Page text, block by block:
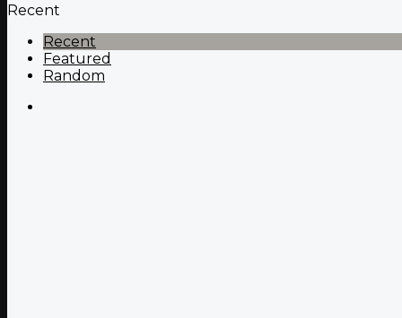
Recent
Recent
Featured
Random